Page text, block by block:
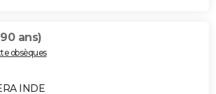
ans)
obsèques
INDE